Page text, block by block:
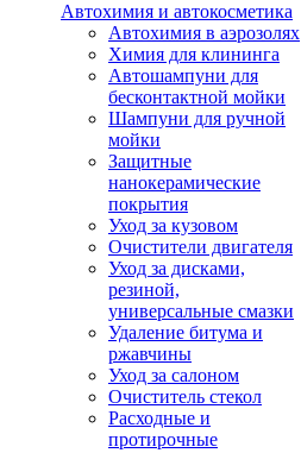
Автохимия и автокосметика
Автохимия в аэрозолях
Химия для клининга
Автошампуни для
бесконтактной мойки
Шампуни для ручной
мойки
Защитные
нанокерамические
покрытия
Уход за кузовом
Очистители двигателя
Уход за дисками,
резиной,
универсальные смазки
Удаление битума и
ржавчины
Уход за салоном
Очиститель стекол
Расходные и
протирочные